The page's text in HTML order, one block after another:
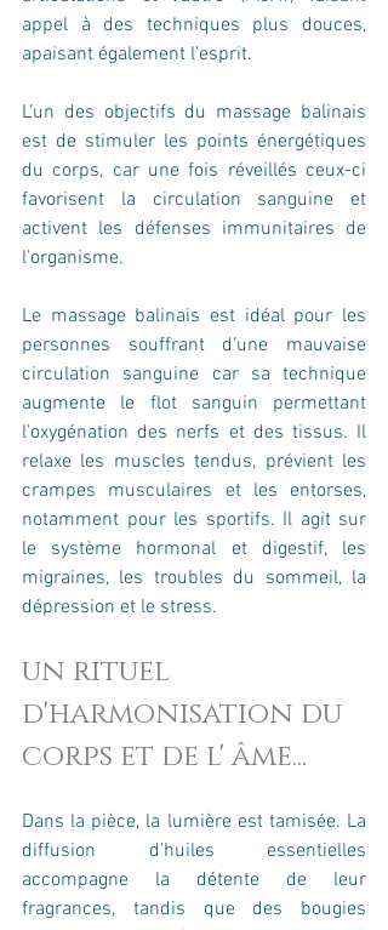
appel à des techniques plus douces,
apaisant également l’esprit.
L’un des objectifs du massage balinais
est de stimuler les points énergétiques
du corps, car une fois réveillés ceux-ci
favorisent la circulation sanguine et
activent les défenses immunitaires de
l’organisme.
Le massage balinais est idéal pour les
personnes souffrant d’une mauvaise
circulation sanguine car sa technique
augmente le flot sanguin permettant
l’oxygénation des nerfs et des tissus. Il
relaxe les muscles tendus, prévient les
crampes musculaires et les entorses,
notamment pour les sportifs. Il agit sur
le système hormonal et digestif, les
migraines, les troubles du sommeil, la
dépression et le stress.
un rituel
d'harmonisation du
corps et de l' âme...
Dans la pièce, la lumière est tamisée. La
diffusion d’huiles essentielles
accompagne la détente de leur
fragrances, tandis que des bougies